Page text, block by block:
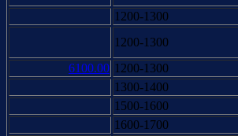
1200-1300
1200-1300
6100.00 1200-1300
1300-1400
1500-1600
1600-1700